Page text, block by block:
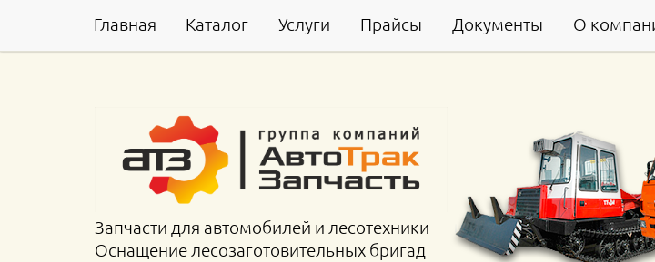
Главная Каталог Услуги Прайсы Документы О
Запчасти для автомобилей и лесотехники
Оснащение лесозаготовительных бригад